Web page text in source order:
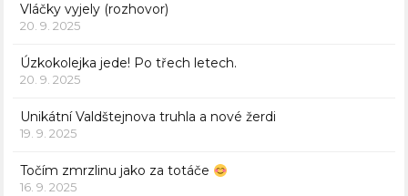
Vláčky vyjely (rozhovor)
20. 9. 2025
Úzkokolejka jede! Po třech letech.
20. 9. 2025
Unikátní Valdštejnova truhla a nové žerdi
19. 9. 2025
Točím zmrzlinu jako za totáče
16. 9. 2025